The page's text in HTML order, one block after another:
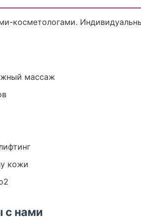
косметологами.
массаж
кожи
с нами